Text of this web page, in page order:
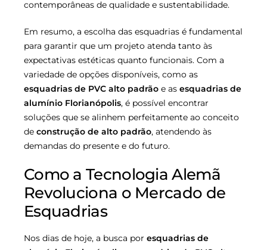
contemporâneas de qualidade e sustentabilidade.
Em resumo, a escolha das esquadrias é fundamental
para garantir que um projeto atenda tanto às
expectativas estéticas quanto funcionais. Com a
variedade de opções disponíveis, como as
esquadrias de PVC alto padrão e as esquadrias de
alumínio Florianópolis, é possível encontrar
soluções que se alinhem perfeitamente ao conceito
de construção de alto padrão, atendendo às
demandas do presente e do futuro.
Como a Tecnologia Alemã
Revoluciona o Mercado de
Esquadrias
Nos dias de hoje, a busca por esquadrias de